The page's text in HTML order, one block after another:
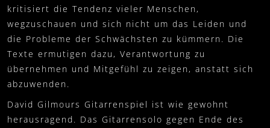
kritisiert die Tendenz vieler Menschen,
wegzuschauen und sich nicht um das Leiden und
die Probleme der Schwächsten zu kümmern. Die
Texte ermutigen dazu, Verantwortung zu
übernehmen und Mitgefühl zu zeigen, anstatt sich
abzuwenden.
David Gilmours Gitarrenspiel ist wie gewohnt
herausragend. Das Gitarrensolo gegen Ende des